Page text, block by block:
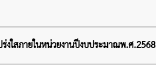
งใสภายในหน่วยงานปีงบประมาณพ.ศ.2568